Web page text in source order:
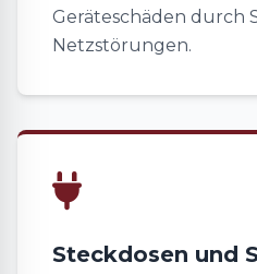
Geräteschäden durch
Netzstörungen.
Steckdosen und